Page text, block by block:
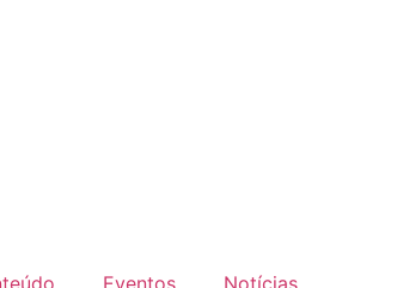
Eventos Notícias